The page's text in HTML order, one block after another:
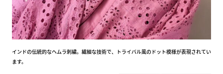
インドの伝統的なヘムラ刺繍。繊細な技術で、トライバル風のドット模様が表現されてい
ます。